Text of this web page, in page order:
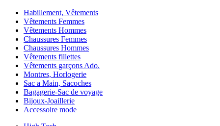
Habillement, Vêtements
Vêtements Femmes
Vêtements Hommes
Chaussures Femmes
Chaussures Hommes
Vêtements fillettes
Vêtements garçons Ado.
Montres, Horlogerie
Sac a Main, Sacoches
Bagagerie-Sac de voyage
Bijoux-Joaillerie
Accessoire mode